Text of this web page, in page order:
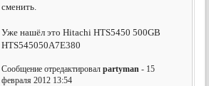
сменить.
Уже нашёл это Hitachi HTS5450 500GB
HTS545050A7E380
Сообщение отредактировалpartyman - 15
февраля 2012 13:54